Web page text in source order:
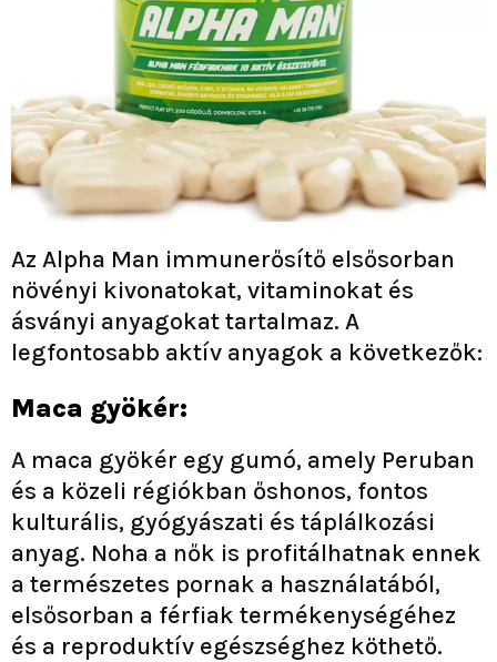
Az Alpha Man immunerősítő elsősorban
növényi kivonatokat, vitaminokat és
ásványi anyagokat tartalmaz. A
legfontosabb aktív anyagok a következők:
Maca gyökér:
A maca gyökér egy gumó, amely Peruban
és a közeli régiókban őshonos, fontos
kulturális, gyógyászati ​​és táplálkozási
anyag. Noha a nők is profitálhatnak ennek
a természetes pornak a használatából,
elsősorban a férfiak termékenységéhez
és a reproduktív egészséghez köthető.